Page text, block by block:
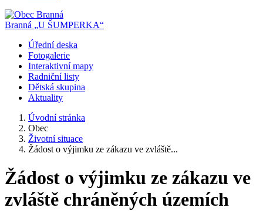
Branná „U ŠUMPERKA“
Úřední deska
Fotogalerie
Interaktivní mapy
Radniční listy
Dětská skupina
Aktuality
Úvodní stránka
Obec
Životní situace
Žádost o výjimku ze zákazu ve zvláště...
Žádost o výjimku ze zákazu ve
zvláště chráněných územích